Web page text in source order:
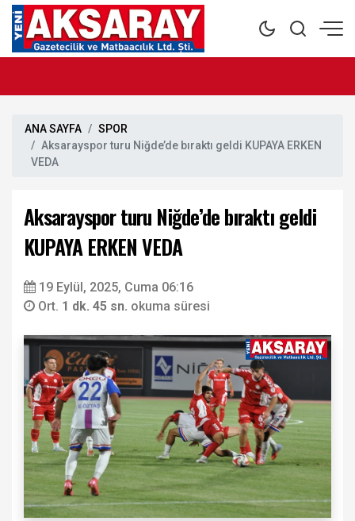
ANA SAYFA
SPOR
Aksarayspor turu Niğde’de bıraktı geldi KUPAYA ERKEN
VEDA
Aksarayspor turu Niğde’de bıraktı geldi
KUPAYA ERKEN VEDA
19 Eylül, 2025, Cuma 06:16
Ort. 1 dk. 45 sn. okuma süresi